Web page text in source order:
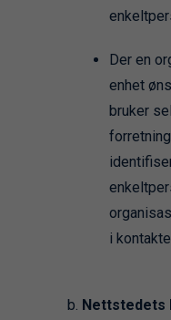
Der en
enhet
bruker
i
Nettstedets